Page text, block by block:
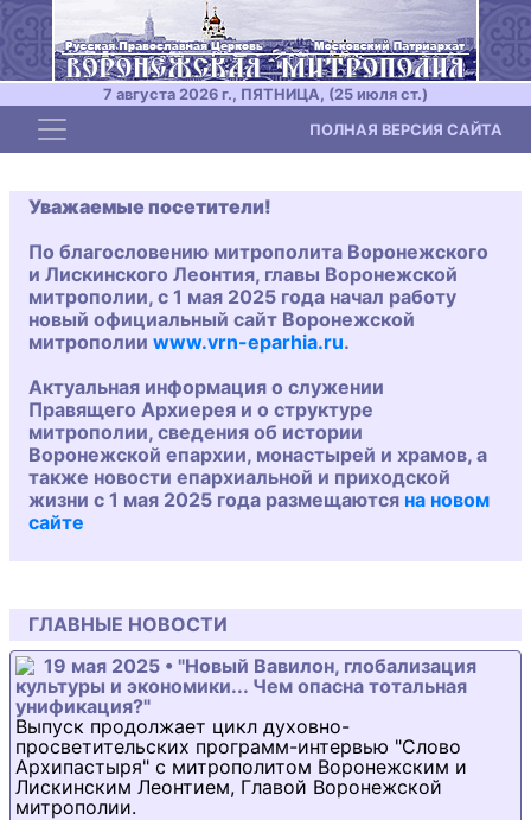
7 августа 2026 г., ПЯТНИЦА, (25 июля ст.)
Toggle navigation ПОЛНАЯ ВЕРСИЯ САЙТА
Уважаемые посетители!
По благословению митрополита Воронежского
и Лискинского Леонтия, главы Воронежской
митрополии, с 1 мая 2025 года начал работу
новый официальный сайт Воронежской
митрополии www.vrn-eparhia.ru.
Актуальная информация о служении
Правящего Архиерея и о структуре
митрополии, сведения об истории
Воронежской епархии, монастырей и храмов, а
также новости епархиальной и приходской
жизни с 1 мая 2025 года размещаются на новом
сайте
ГЛАВНЫЕ НОВОСТИ
19 мая 2025 • "Новый Вавилон, глобализация
культуры и экономики... Чем опасна тотальная
унификация?"
Выпуск продолжает цикл духовно-
просветительских программ-интервью "Слово
Архипастыря" с митрополитом Воронежским и
Лискинским Леонтием, Главой Воронежской
митрополии.